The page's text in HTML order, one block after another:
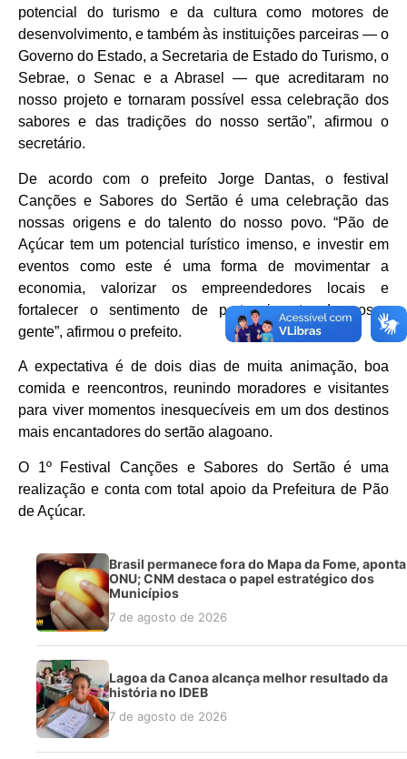
potencial do turismo e da cultura como motores de
desenvolvimento, e também às instituições parceiras — o
Governo do Estado, a Secretaria de Estado do Turismo, o
Sebrae, o Senac e a Abrasel — que acreditaram no
nosso projeto e tornaram possível essa celebração dos
sabores e das tradições do nosso sertão”, afirmou o
secretário.
De acordo com o prefeito Jorge Dantas, o festival
Canções e Sabores do Sertão é uma celebração das
nossas origens e do talento do nosso povo. “Pão de
Açúcar tem um potencial turístico imenso, e investir em
eventos como este é uma forma de movimentar a
economia, valorizar os empreendedores locais e
fortalecer o sentimento de pertencimento da nossa
gente”, afirmou o prefeito.
A expectativa é de dois dias de muita animação, boa
comida e reencontros, reunindo moradores e visitantes
para viver momentos inesquecíveis em um dos destinos
mais encantadores do sertão alagoano.
O 1º Festival Canções e Sabores do Sertão é uma
realização e conta com total apoio da Prefeitura de Pão
de Açúcar.
Brasil permanece fora do Mapa da Fome, aponta
ONU; CNM destaca o papel estratégico dos
Municípios
7 de agosto de 2026
Lagoa da Canoa alcança melhor resultado da
história no IDEB
7 de agosto de 2026